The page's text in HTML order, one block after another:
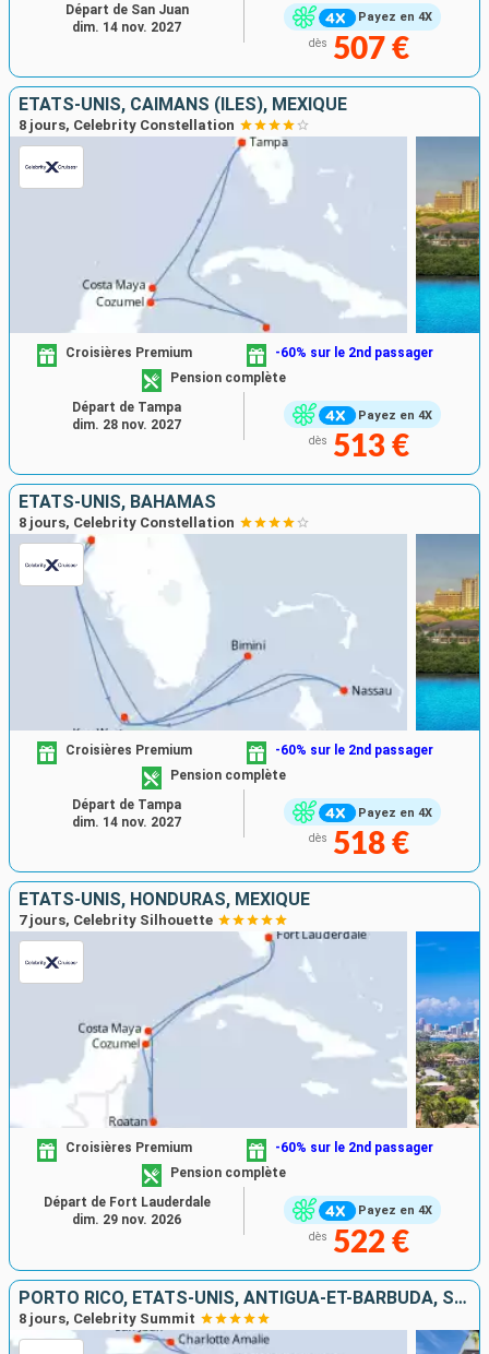
Payez en 4X
dès 507 €
Départ de San Juan
dim. 14 nov. 2027
ÉTATS-UNIS, CAÏMANS (ÎLES), MEXIQUE
8 jours, Celebrity Constellation
Payez en 4X
Croisières Premium
-60% sur le 2nd passager
Pension complète
dès 513 €
Départ de Tampa
dim. 28 nov. 2027
ÉTATS-UNIS, BAHAMAS
8 jours, Celebrity Constellation
Payez en 4X
Croisières Premium
-60% sur le 2nd passager
Pension complète
dès 518 €
Départ de Tampa
dim. 14 nov. 2027
ÉTATS-UNIS, HONDURAS, MEXIQUE
7 jours, Celebrity Silhouette
Payez en 4X
Croisières Premium
-60% sur le 2nd passager
Pension complète
dès 522 €
Départ de Fort Lauderdale
dim. 29 nov. 2026
PORTO RICO, ÉTATS-UNIS, ANTIGUA-ET-BARBUDA, SAINTE-LUCIE, GRENADE
8 jours, Celebrity Summit